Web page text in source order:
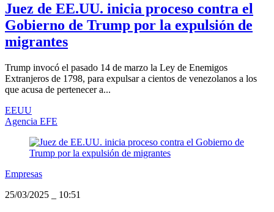
Juez de EE.UU. inicia proceso contra el
Gobierno de Trump por la expulsión de
migrantes
Trump invocó el pasado 14 de marzo la Ley de Enemigos
Extranjeros de 1798, para expulsar a cientos de venezolanos a los
que acusa de pertenecer a...
EEUU
Agencia EFE
Empresas
25/03/2025
10:51